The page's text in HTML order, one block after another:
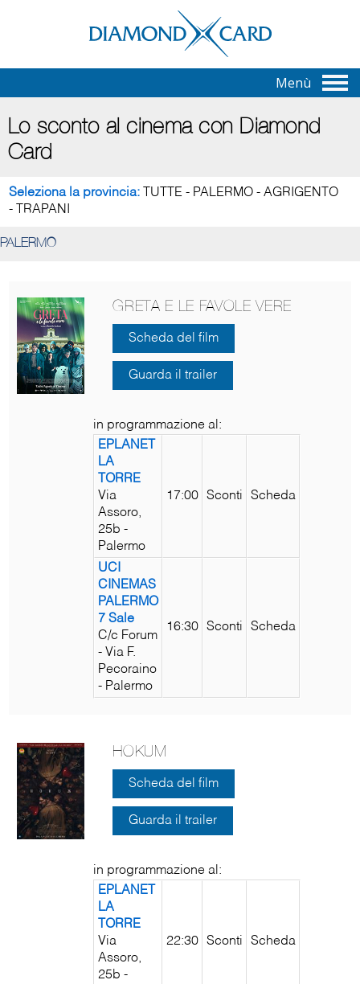
Menù
Lo sconto al cinema con Diamond
Card
Seleziona la provincia: TUTTE - PALERMO -AGRIGENTO
-
TRAPANI
PALERMO
GRETA E LE FAVOLE VERE
Scheda del film
Guarda il trailer
in programmazione al:
EPLANET
LA
TORRE
Via
Assoro,
25b -
Palermo
17:00 Sconti Scheda
UCI
CINEMAS
PALERMO
7 Sale
C/c Forum
- Via F.
Pecoraino
- Palermo
16:30 Sconti Scheda
HOKUM
Scheda del film
Guarda il trailer
in programmazione al:
EPLANET
LA
TORRE
Via
Assoro,
25b -
22:30 Sconti Scheda